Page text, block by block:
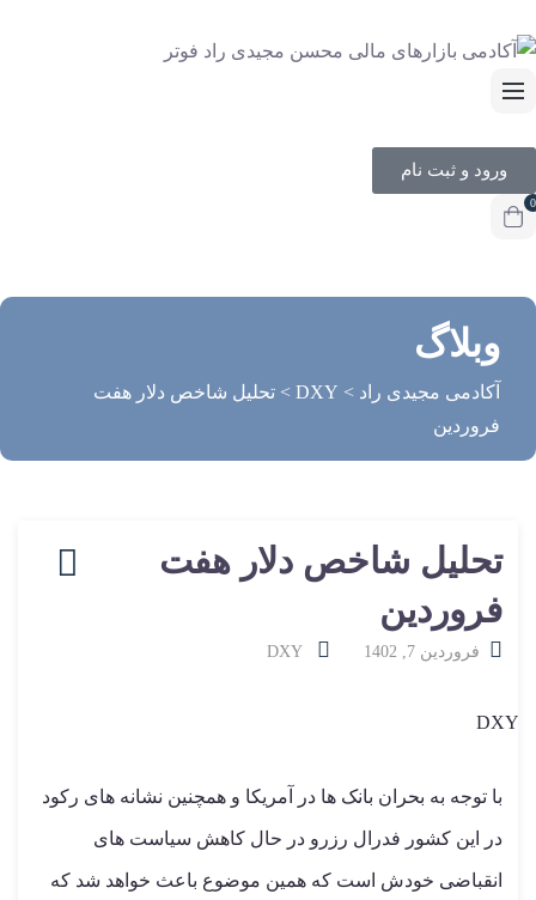
ورود و ثبت نام
0
وبلاگ
آکادمی مجیدی راد >
DXY
> تحلیل شاخص دلار هفت
فروردین
تحلیل شاخص دلار هفت
فروردین
فروردین 7, 1402 DXY
با توجه به بحران بانک ها در آمریکا و همچنین نشانه های رکود
در این کشور فدرال رزرو در حال کاهش سیاست های
انقباضی خودش است که همین موضوع باعث خواهد شد که